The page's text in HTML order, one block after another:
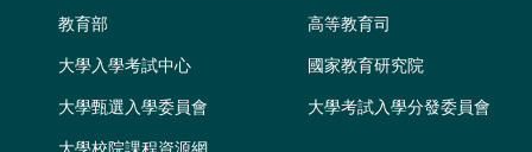
教育部 高等教育司
大學入學考試中心 國家教育研究院
大學甄選入學委員會 大學考試入學分發委員會